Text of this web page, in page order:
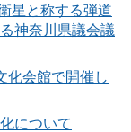
星と称する弾道
神奈川県議会議
化会館で開催し
について